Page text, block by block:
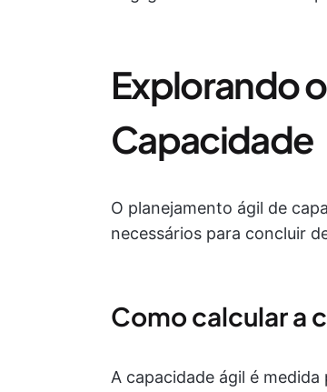
Explorando
Capacidade
O planejamento ágil de
necessários para concluir
Como calcular a
A capacidade ágil é